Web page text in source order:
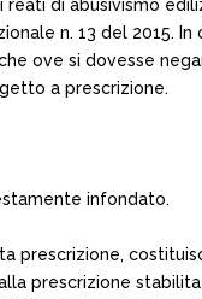
reati di abusivismo
n. 13 del 2015. In
ove si dovesse
a prescrizione.
infondato.
prescrizione,
prescrizione stabilita